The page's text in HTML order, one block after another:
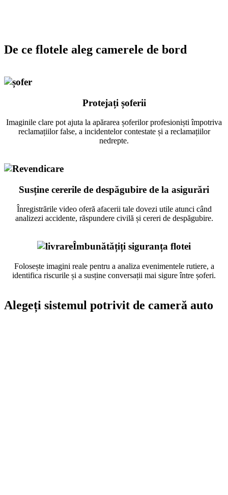
De ce flotele aleg camerele de bord
Protejați șoferii
Imaginile clare pot ajuta la apărarea șoferilor profesioniști împotriva
reclamațiilor false, a incidentelor contestate și a reclamațiilor
nedrepte.
Susține cererile de despăgubire de la asigurări
Înregistrările video oferă afacerii tale dovezi utile atunci când
analizezi accidente, răspundere civilă și cereri de despăgubire.
Îmbunătățiți siguranța flotei
Folosește imagini reale pentru a analiza evenimentele rutiere, a
identifica riscurile și a susține conversații mai sigure între șoferi.
Alegeți sistemul potrivit de cameră auto